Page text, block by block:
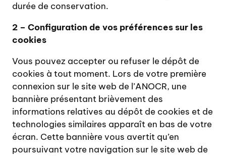
durée de conservation.
2 – Configuration de vos préférences sur les
cookies
Vous pouvez accepter ou refuser le dépôt de
cookies à tout moment. Lors de votre première
connexion sur le site web de l’ANOCR, une
bannière présentant brièvement des
informations relatives au dépôt de cookies et de
technologies similaires apparaît en bas de votre
écran. Cette bannière vous avertit qu’en
poursuivant votre navigation sur le site web de